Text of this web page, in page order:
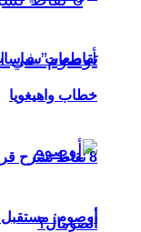
8 نقاط تشرح
الصومال؟
تقاطعات
خطاب واهيغويا
أوصوم: مستقبل